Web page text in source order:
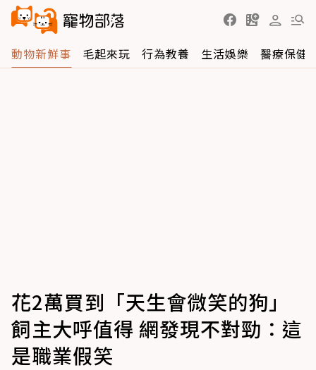
動物新鮮事 毛起來玩 行為教養 生活娛樂 醫療保健
花2萬買到「天生會微笑的狗」
飼主大呼值得 網發現不對勁：這
是職業假笑